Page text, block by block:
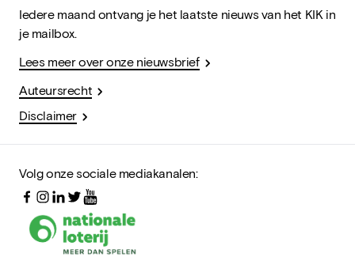
Iedere maand ontvang je het laatste nieuws van het KIK in
je mailbox.
Lees meer over onze nieuwsbrief
Auteursrecht
Disclaimer
Volg onze sociale mediakanalen: